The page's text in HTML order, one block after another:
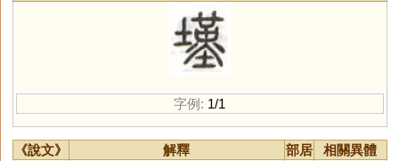
字例: 1/1
《說文》 解釋 部居
相關異體